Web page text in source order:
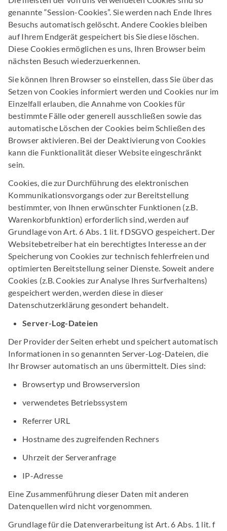
genannte “Session-Cookies”. Sie werden nach Ende Ihres
Besuchs automatisch gelöscht. Andere Cookies bleiben
auf Ihrem Endgerät gespeichert bis Sie diese löschen.
Diese Cookies ermöglichen es uns, Ihren Browser beim
nächsten Besuch wiederzuerkennen.
Sie können Ihren Browser so einstellen, dass Sie über das
Setzen von Cookies informiert werden und Cookies nur im
Einzelfall erlauben, die Annahme von Cookies für
bestimmte Fälle oder generell ausschließen sowie das
automatische Löschen der Cookies beim Schließen des
Browser aktivieren. Bei der Deaktivierung von Cookies
kann die Funktionalität dieser Website eingeschränkt
sein.
Cookies, die zur Durchführung des elektronischen
Kommunikationsvorgangs oder zur Bereitstellung
bestimmter, von Ihnen erwünschter Funktionen (z.B.
Warenkorbfunktion) erforderlich sind, werden auf
Grundlage von Art. 6 Abs. 1 lit. f DSGVO gespeichert. Der
Websitebetreiber hat ein berechtigtes Interesse an der
Speicherung von Cookies zur technisch fehlerfreien und
optimierten Bereitstellung seiner Dienste. Soweit andere
Cookies (z.B. Cookies zur Analyse Ihres Surfverhaltens)
gespeichert werden, werden diese in dieser
Datenschutzerklärung gesondert behandelt.
Server-Log-Dateien
Der Provider der Seiten erhebt und speichert automatisch
Informationen in so genannten Server-Log-Dateien, die
Ihr Browser automatisch an uns übermittelt. Dies sind:
Browsertyp und Browserversion
verwendetes Betriebssystem
Referrer URL
Hostname des zugreifenden Rechners
Uhrzeit der Serveranfrage
IP-Adresse
Eine Zusammenführung dieser Daten mit anderen
Datenquellen wird nicht vorgenommen.
Grundlage für die Datenverarbeitung ist Art. 6 Abs. 1 lit. f